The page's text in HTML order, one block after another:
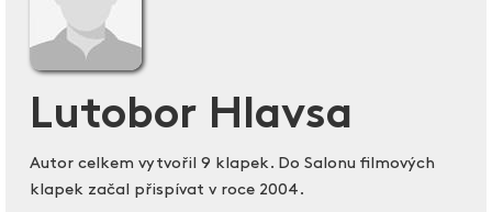
Lutobor Hlavsa
Autor celkem vytvořil 9 klapek. Do Salonu filmových
klapek začal přispívat v roce 2004.